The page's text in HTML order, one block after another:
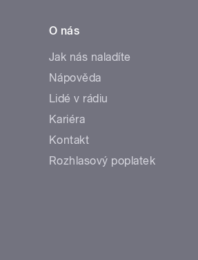
O nás
Jak nás naladíte
Nápověda
Lidé v rádiu
Kariéra
Kontakt
Rozhlasový poplatek